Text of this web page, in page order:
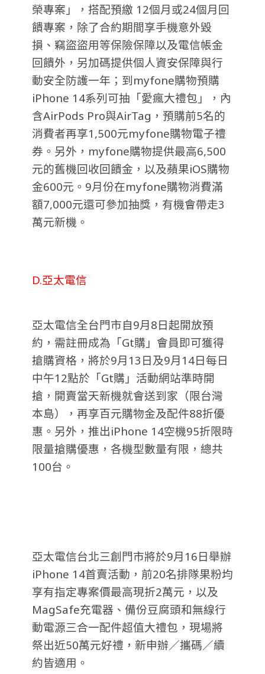
榮專案」，搭配預繳 12個月或24個月回
饋專案，除了合約期間享手機意外毀
損、竊盜盜用等保險保障以及電信帳金
回饋外，另加碼提供個人資安保障與行
動安全防護一年；到myfone購物預購
iPhone 14系列可抽「愛瘋大禮包」，內
含AirPods Pro與AirTag，預購前5名的
消費者再享1,500元myfone購物電子禮
券。另外，myfone購物提供最高6,500
元的舊機回收回饋金，以及蘋果iOS購物
金600元。9月份在myfone購物消費滿
額7,000元還可參加抽獎，有機會帶走3
萬元新機。
D.亞太電信
亞太電信全台門市自9月8日起開放預
約，需註冊成為「Gt購」會員即可獲得
搶購資格，將於9月13日及9月14日每日
中午12點於「Gt購」活動網站準時開
搶，開賣當天新機就會送到家（限台灣
本島），再享百元購物金及配件88折優
惠。另外，推出iPhone 14空機95折限時
限量搶購優惠，各機型數量有限，總共
100台。
亞太電信台北三創門市將於9月16日舉辦
iPhone 14首賣活動，前20名排隊果粉均
享有指定專案價最高現折2萬元，以及
MagSafe充電器、備份豆腐頭和無線行
動電源三合一配件超值大禮包，現場將
祭出近50萬元好禮，新申辦／攜碼／續
約皆適用。